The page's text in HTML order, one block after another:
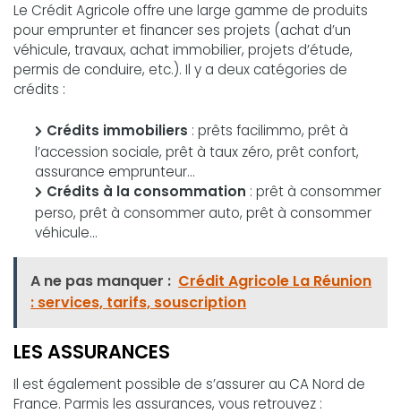
Le Crédit Agricole offre une large gamme de produits
pour emprunter et financer ses projets (achat d’un
véhicule, travaux, achat immobilier, projets d’étude,
permis de conduire, etc.). Il y a deux catégories de
crédits :
Crédits immobiliers : prêts facilimmo, prêt à
l’accession sociale, prêt à taux zéro, prêt confort,
assurance emprunteur…
Crédits à la consommation : prêt à consommer
perso, prêt à consommer auto, prêt à consommer
véhicule...
A ne pas manquer : Crédit Agricole La Réunion
: services, tarifs, souscription
LES ASSURANCES
Il est également possible de s’assurer au CA Nord de
France. Parmis les assurances, vous retrouvez :